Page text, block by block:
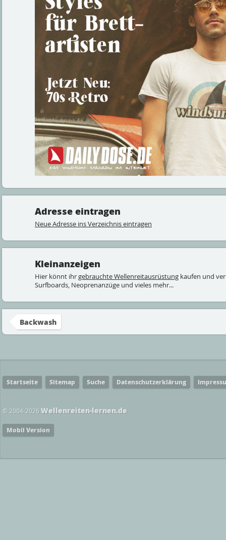
Adresse eintragen
Neue Adresse ins Verzeichnis eintragen
Kleinanzeigen
Hier könnt ihrgebrauchte Wellenreitausrüstung kaufen und
Surfboards, Neoprenanzüge und vieles mehr...
Backwash
Startseite Sitemap Suche Datenschutzerklärung
© 2004-2026Wellenreiten-lernen.de
Mobil Version